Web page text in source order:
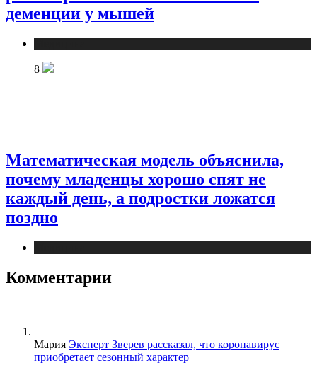
деменции у мышей
8
Математическая модель объяснила,
почему младенцы хорошо спят не
каждый день, а подростки ложатся
поздно
Комментарии
Мария Эксперт Зверев рассказал, что коронавирус
приобретает сезонный характер